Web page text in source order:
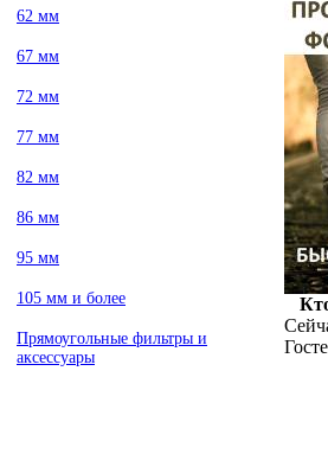
62 мм
67 мм
72 мм
77 мм
82 мм
86 мм
95 мм
105 мм и более
Прямоугольные фильтры и
аксессуары